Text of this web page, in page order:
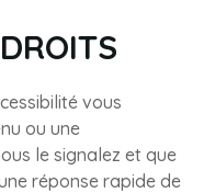
vous
ou une
le signalez et que
réponse rapide de